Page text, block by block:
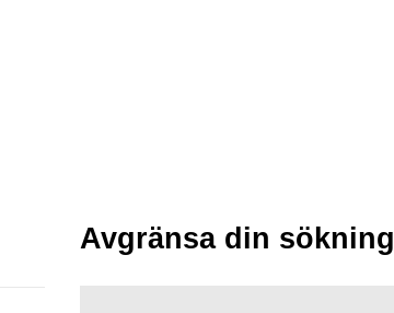
Avgränsa din sökning